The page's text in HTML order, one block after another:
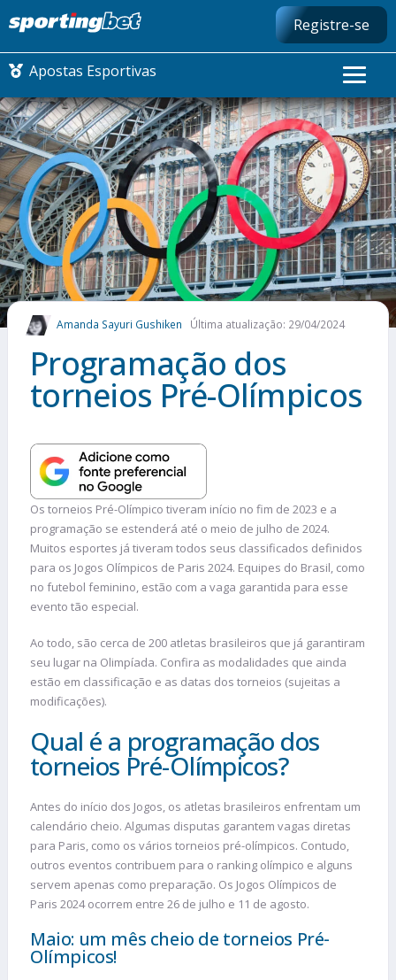
Registre-se
Apostas Esportivas
CONMEBOL LIBERTADORES
FUTEBOL NACIONAL
FUTEBOL INTERNACIONAL
COMO APOSTAR
MAIS ESPORTES
Amanda Sayuri Gushiken Última atualização: 29/04/2024
Programação dos
torneios Pré-Olímpicos
Os torneios Pré-Olímpico tiveram início no fim de 2023 e a
programação se estenderá até o meio de julho de 2024.
Muitos esportes já tiveram todos seus classificados definidos
para os Jogos Olímpicos de Paris 2024. Equipes do Brasil, como
no futebol feminino, estão com a vaga garantida para esse
evento tão especial.
Ao todo, são cerca de 200 atletas brasileiros que já garantiram
seu lugar na Olimpíada. Confira as modalidades que ainda
estão em classificação e as datas dos torneios (sujeitas a
modificações).
Qual é a programação dos
torneios Pré-Olímpicos?
Antes do início dos Jogos, os atletas brasileiros enfrentam um
calendário cheio. Algumas disputas garantem vagas diretas
para Paris, como os vários torneios pré-olímpicos. Contudo,
outros eventos contribuem para o ranking olímpico e alguns
servem apenas como preparação. Os Jogos Olímpicos de
Paris 2024 ocorrem entre 26 de julho e 11 de agosto.
Maio: um mês cheio de torneios Pré-
Olímpicos!